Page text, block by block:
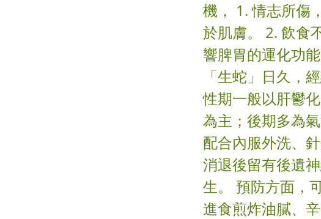
機， 1. 情志所傷
於肌膚。 2. 飲食
響脾胃的運化功
「生蛇」日久，
性期一般以肝鬱
為主；後期多為
配合內服外洗、
消退後留有後遺
生。 預防方面，
進食煎炸油膩、